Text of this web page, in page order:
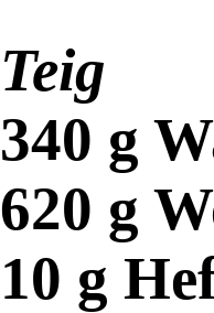
Teig
340 g
620 g
10 g